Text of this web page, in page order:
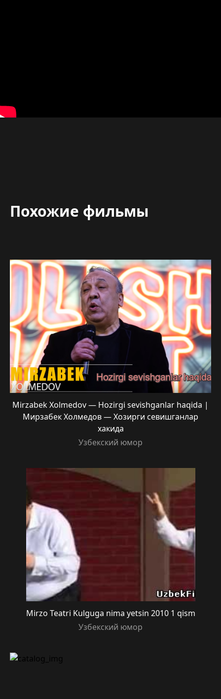
Похожие фильмы
Mirzabek Xolmedov — Hozirgi sevishganlar haqida |
Мирзабек Холмедов — Хозирги севишганлар
хакида
Узбекский юмор
Mirzo Teatri Kulguga nima yetsin 2010 1 qism
Узбекский юмор